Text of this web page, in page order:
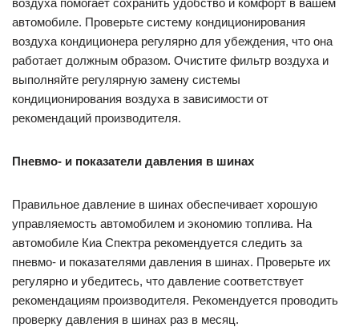
проезжаете много в городских условиях, часто
останавливаетесь на светофорах, то замена может быть
необходима раньше.
Кондиционирование воздуха
воздуха помогает сохранить удобство и комфорт в вашем
воздуха кондиционера регулярно для убеждения, что она
работает должным образом. Очистите фильтр воздуха и
выполняйте регулярную замену системы
кондиционирования воздуха в зависимости от
рекомендаций производителя.
Пневмо- и показатели давления в шинах